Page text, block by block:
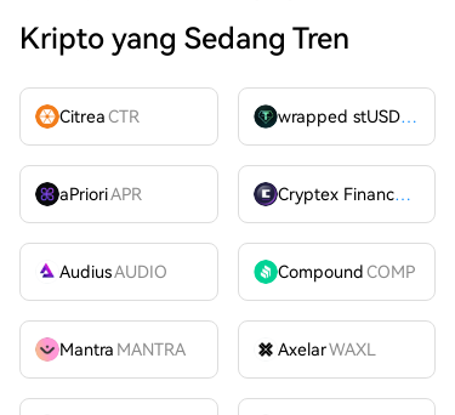
Kripto yang Sedang Tren
CitreaCTR wrapped stUSDT
aPrioriAPR Cryptex FinanceCTX
AudiusAUDIO CompoundCOMP
Mantra MANTRA AxelarWAXL